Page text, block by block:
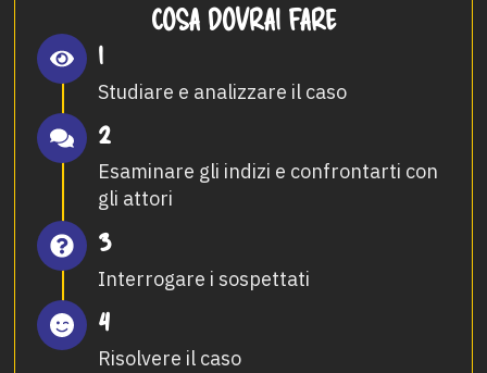
COSA DOVRAI FARE
1
Studiare e analizzare il caso
2
Esaminare gli indizi e confrontarti con
gli attori
3
Interrogare i sospettati
4
Risolvere il caso